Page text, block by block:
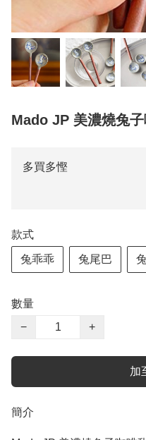
Mado JP 美濃燒兔
多買多慳
款式
兔乖乖 兔尾巴
數量
−
+
加
簡介